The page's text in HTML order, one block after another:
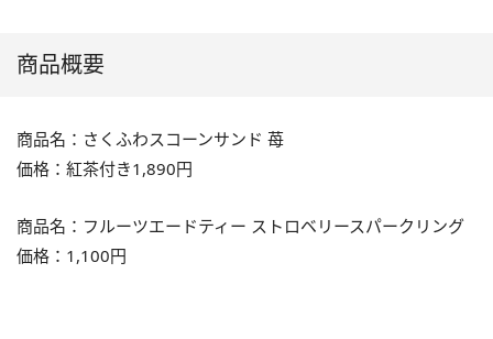
商品概要
商品名：さくふわスコーンサンド 苺
価格：紅茶付き1,890円
商品名：フルーツエードティー ストロベリースパークリング
価格：1,100円